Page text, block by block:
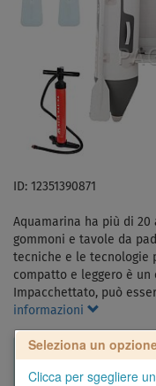
ID: 12351390871
Aquamarina ha più di
gommoni e tavole da
tecniche e le tecnologie
compatto e leggero è
Impacchettato, può
informazioni
Seleziona un
Clicca per sgegliere